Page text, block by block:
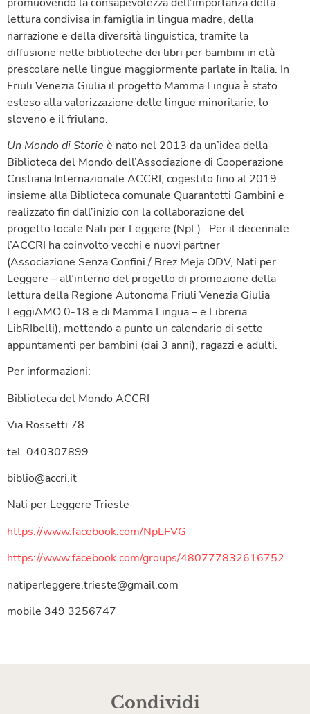
lettura condivisa in famiglia in lingua madre, della
narrazione e della diversità linguistica, tramite la
diffusione nelle biblioteche dei libri per bambini in età
prescolare nelle lingue maggiormente parlate in Italia. In
Friuli Venezia Giulia il progetto Mamma Lingua è stato
esteso alla valorizzazione delle lingue minoritarie, lo
sloveno e il friulano.
Un Mondo di Storie è nato nel 2013 da un’idea della
Biblioteca del Mondo dell’Associazione di Cooperazione
Cristiana Internazionale ACCRI, cogestito fino al 2019
insieme alla Biblioteca comunale Quarantotti Gambini e
realizzato fin dall’inizio con la collaborazione del
progetto locale Nati per Leggere (NpL). Per il decennale
l’ACCRI ha coinvolto vecchi e nuovi partner
(Associazione Senza Confini / Brez Meja ODV, Nati per
Leggere – all’interno del progetto di promozione della
lettura della Regione Autonoma Friuli Venezia Giulia
LeggiAMO 0-18 e di Mamma Lingua – e Libreria
LibRIbelli), mettendo a punto un calendario di sette
appuntamenti per bambini (dai 3 anni), ragazzi e adulti.
Per informazioni:
Biblioteca del Mondo ACCRI
Via Rossetti 78
tel. 040307899
biblio@accri.it
Nati per Leggere Trieste
https://www.facebook.com/NpLFVG
https://www.facebook.com/groups/480777832616752
natiperleggere.trieste@gmail.com
mobile 349 3256747
Condividi